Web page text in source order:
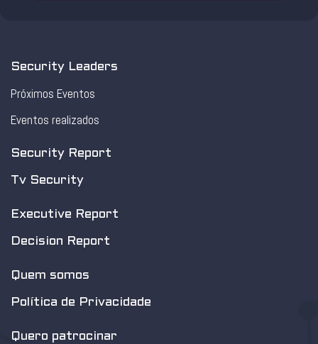
Security Leaders
Próximos Eventos
Eventos realizados
Security Report
Tv Security
Executive Report
Decision Report
Quem somos
Política de Privacidade
Quero patrocinar